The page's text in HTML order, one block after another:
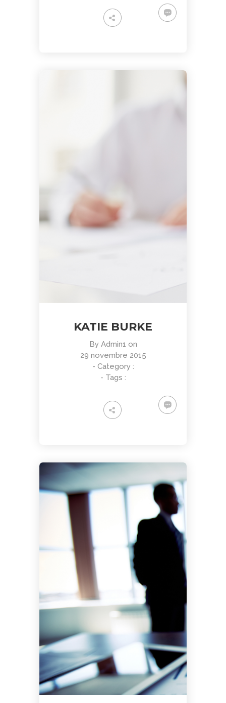
KATIE BURKE
By Admin1 on
29 novembre 2015
- Category :
- Tags :